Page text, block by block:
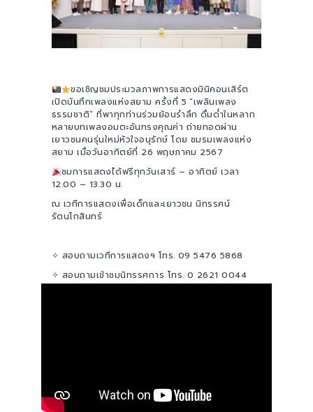
ขอเชิญชมประมวลภาพการแสดงมินิคอนเสิร์ต
เปิดบันทึกเพลงแห่งสยาม ครั้งที่ 5 “เพลินเพลง
ธรรมชาติ” ที่พาทุกท่านร่วมย้อนรำลึก ดื่มด่ำในหลาก
หลายบทเพลงอมตะอันทรงคุณค่า ถ่ายทอดผ่าน
เยาวชนคนรุ่นใหม่หัวใจอนุรักษ์ โดย ชมรมเพลงแห่ง
สยาม เมื่อวันอาทิตย์ที่ 26 พฤษภาคม 2567
ชมการแสดงได้ฟรีทุกวันเสาร์ – อาทิตย์ เวลา
12.00 – 13.30 น.
ณ เวทีการแสดงเพื่อเด็กและเยาวชน นิทรรศน์
รัตนโกสินทร์
✧ สอบถามเวทีการแสดงฯ โทร. 09 5476 5868
✧ สอบถามเข้าชมนิทรรศการ โทร. 0 2621 0044